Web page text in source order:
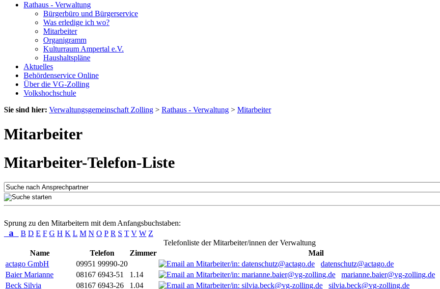
Rathaus - Verwaltung
Bürgerbüro und Bürgerservice
Was erledige ich wo?
Mitarbeiter
Organigramm
Kulturraum Ampertal e.V.
Haushaltspläne
Aktuelles
Behördenservice Online
Über die VG-Zolling
Volkshochschule
Sie sind hier: Verwaltungsgemeinschaft Zolling > Rathaus - Verwaltung > Mitarbeiter
Mitarbeiter
Mitarbeiter-Telefon-Liste
Sprung zu den Mitarbeitern mit dem Anfangsbuchstaben:
a B D E F G H K L M N O P R S T V W Z
Telefonliste der Mitarbeiter/innen der Verwaltung
Name
Telefon Zimmer
Mail
actago GmbH
09951 99990-20
datenschutz@actago.de
Baier Marianne
08167 6943-51 1.14
marianne.baier@vg-zolling.de
Beck Silvia
08167 6943-26 1.04
silvia.beck@vg-zolling.de